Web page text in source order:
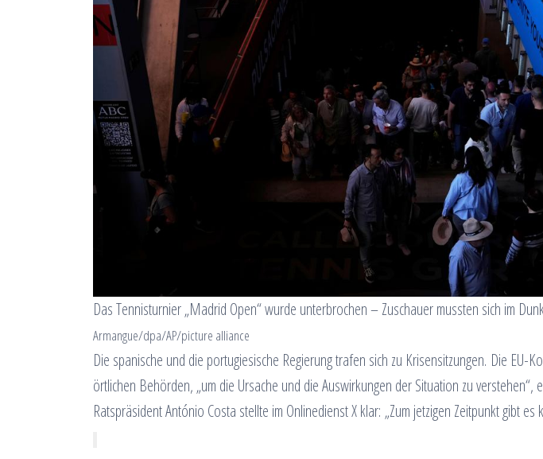
Das Tennisturnier „Madrid Open“ wurde unterbrochen – Zuschauer mussten sich im
Armangue/dpa/AP/picture alliance
Die spanische und die portugiesische Regierung trafen sich zu Krisensitzungen. Die EU-
örtlichen Behörden, „um die Ursache und die Auswirkungen der Situation zu verstehen“,
Ratspräsident António Costa stellte im Onlinedienst X klar: „Zum jetzigen Zeitpunkt gibt